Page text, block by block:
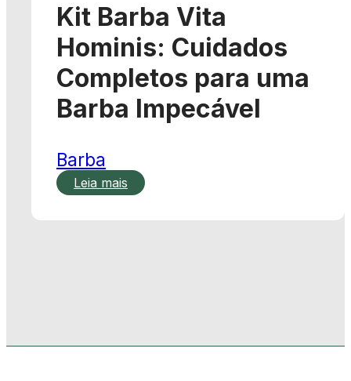
Kit Barba Vita
Hominis: Cuidados
Completos para uma
Barba Impecável
Barba
Leia mais